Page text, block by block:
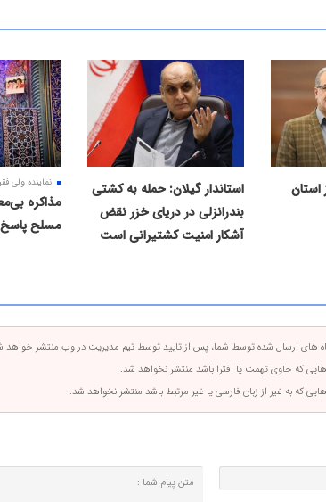
استاندار گیلان: حمله به کشتی
بندرانزلی در دریای خزر نقض
آشکار امنیت کشتیرانی است
نماینده ولی
مذاکره
مسلح
های ارسال شده توسط شما، پس از تایید توسط تیم مدیریت در وب منتشر خواهد
که حاوی تهمت یا افترا باشد منتشر نخواهد شد.
که به غیر از زبان فارسی یا غیر مرتبط باشد منتشر نخواهد شد.